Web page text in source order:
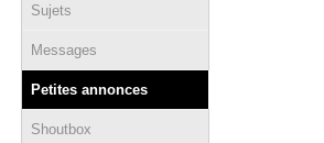
Sujets
Messages
Petites annonces
Shoutbox